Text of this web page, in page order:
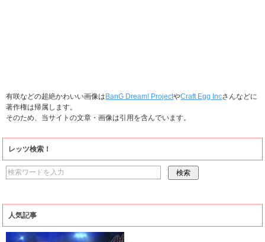
有咲などの超絶かわいい画像はBanG Dream! ProjectやCraft Egg Incさんなどに
著作権は帰属します。
そのため、当サイトの文章・画像は引用を含んでいます。
レッツ検索！
人気記事